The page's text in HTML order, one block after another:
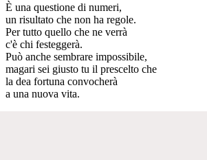
È una questione di numeri,
un risultato che non ha regole.
Per tutto quello che ne verrà
c'è chi festeggerà.
Può anche sembrare impossibile,
magari sei giusto tu il prescelto che
la dea fortuna convocherà
a una nuova vita.